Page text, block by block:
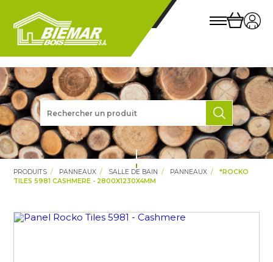
PRODUITS PANNEAUX SALLE DE BAIN PANNEAUX
*ROCKO
TILES 5981 CASHMERE - 2800X1230X4MM